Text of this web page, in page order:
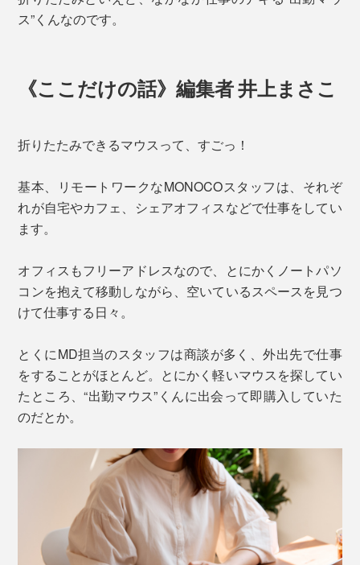
ス”くんなのです。
《ここだけの話》編集者 井上まさこ
折りたたみできるマウスって、すごっ！
基本、リモートワークなMONOCOスタッフは、それぞ
れが自宅やカフェ、シェアオフィスなどで仕事をしてい
ます。
オフィスもフリーアドレスなので、とにかくノートパソ
コンを抱えて移動しながら、空いているスペースを見つ
けて仕事する日々。
とくにMD担当のスタッフは商談が多く、外出先で仕事
をすることがほとんど。とにかく軽いマウスを探してい
たところ、“出勤マウス”くんに出会って即購入していた
のだとか。